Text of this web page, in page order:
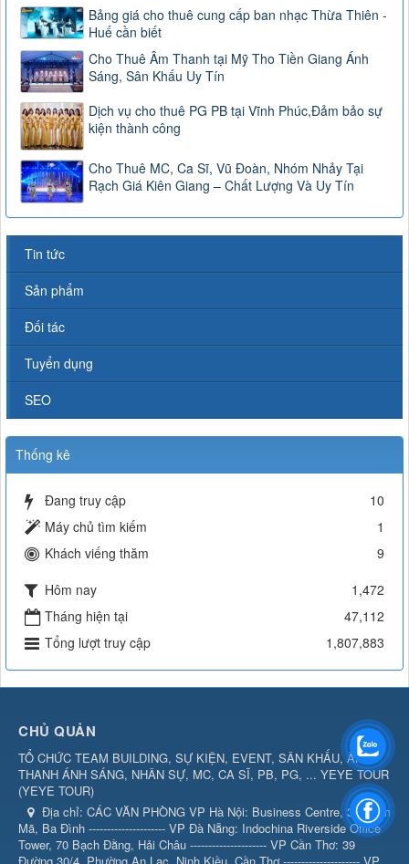
Bảng giá cho thuê cung cấp ban nhạc Thừa Thiên -
Huế cần biết
Cho Thuê Âm Thanh tại Mỹ Tho Tiền Giang Ánh
Sáng, Sân Khấu Uy Tín
Dịch vụ cho thuê PG PB tại Vĩnh Phúc,Đảm bảo sự
kiện thành công
Cho Thuê MC, Ca Sĩ, Vũ Đoàn, Nhóm Nhảy Tại
Rạch Giá Kiên Giang – Chất Lượng Và Uy Tín
Tin tức
Sản phẩm
Đối tác
Tuyển dụng
SEO
Thống kê
Đang truy cập
10
Máy chủ tìm kiếm
1
Khách viếng thăm
9
Hôm nay
1,472
Tháng hiện tại
47,112
Tổng lượt truy cập
1,807,883
CHỦ QUẢN
TỔ CHỨC TEAM BUILDING, SỰ KIỆN, EVENT, SÂN KHẤU, ÂM
THANH ÁNH SÁNG, NHÂN SỰ, MC, CA SĨ, PB, PG, ... YEYE TOUR
(YEYE TOUR)
Địa chỉ: CÁC VĂN PHÒNG VP Hà Nội: Business Centre, 360 Kim
Mã, Ba Đình --------------------- VP Đà Nẵng: Indochina Riverside Office
Tower, 70 Bạch Đằng, Hải Châu --------------------- VP Cần Thơ: 39